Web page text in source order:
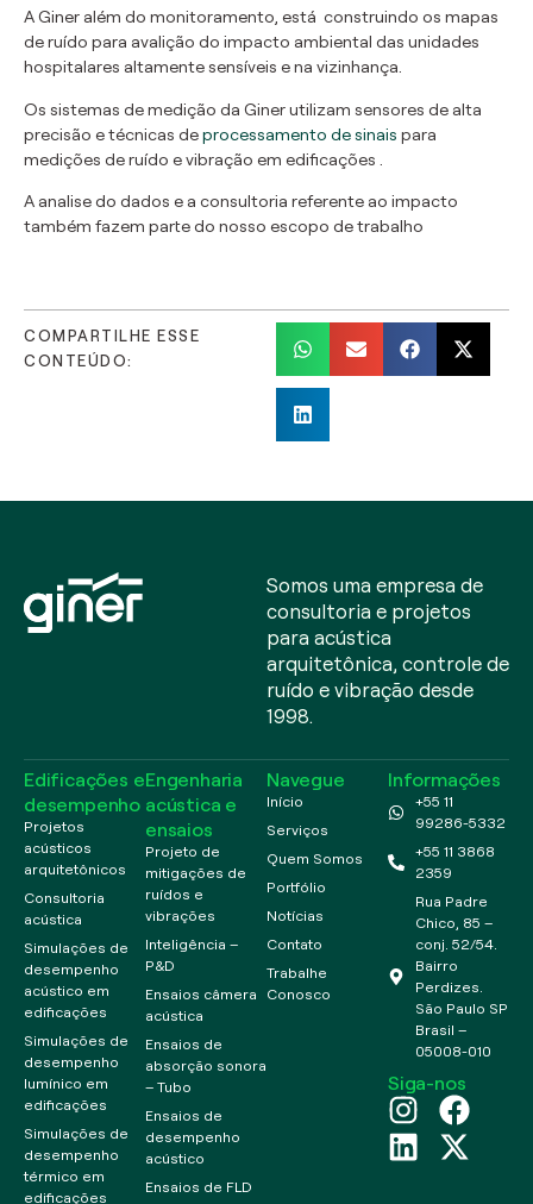
A Giner além do monitoramento, está construindo os mapas
de ruído para avalição do impacto ambiental das unidades
hospitalares altamente sensíveis e na vizinhança.
Os sistemas de medição da Giner utilizam sensores de alta
precisão e técnicas deprocessamento de sinais para
medições de ruído e vibração em edificações .
A analise do dados e a consultoria referente ao impacto
também fazem parte do nosso escopo de trabalho
COMPARTILHE ESSE
CONTEÚDO:
Somos uma empresa de
consultoria e projetos
para acústica
arquitetônica, controle de
ruído e vibração desde
1998.
Navegue
Início
Serviços
Quem Somos
Portfólio
Notícias
Contato
Trabalhe
Conosco
Edificações e
desempenho
Projetos
acústicos
arquitetônicos
Consultoria
acústica
Simulações de
desempenho
acústico em
edificações
Simulações de
desempenho
lumínico em
edificações
Simulações de
desempenho
térmico em
edificações
Engenharia
acústica e
ensaios
Projeto de
mitigações de
ruídos e
vibrações
Inteligência –
P&D
Ensaios câmera
acústica
Ensaios de
absorção sonora
– Tubo
Ensaios de
desempenho
acústico
Ensaios de FLD
Informações
+55 11
99286-5332
+55 11 3868
2359
Rua Padre
Chico, 85 –
conj. 52/54.
Bairro
Perdizes.
São Paulo SP
Brasil –
05008-010
Siga-nos